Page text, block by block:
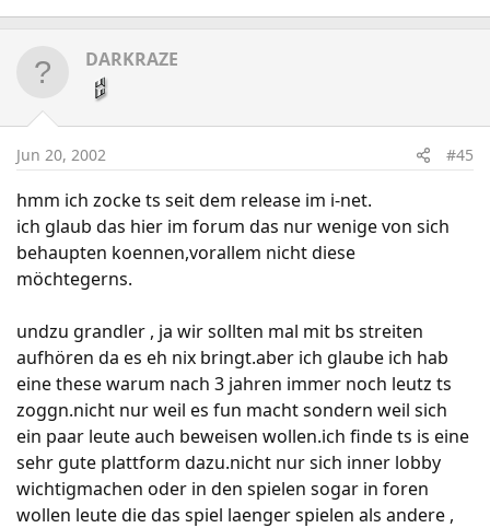
DARKRAZE
Jun 20, 2002 #45
hmm ich zocke ts seit dem release im i-net.
ich glaub das hier im forum das nur wenige von sich
behaupten koennen,vorallem nicht diese
möchtegerns.
undzu grandler , ja wir sollten mal mit bs streiten
aufhören da es eh nix bringt.aber ich glaube ich hab
eine these warum nach 3 jahren immer noch leutz ts
zoggn.nicht nur weil es fun macht sondern weil sich
ein paar leute auch beweisen wollen.ich finde ts is eine
sehr gute plattform dazu.nicht nur sich inner lobby
wichtigmachen oder in den spielen sogar in foren
wollen leute die das spiel laenger spielen als andere ,